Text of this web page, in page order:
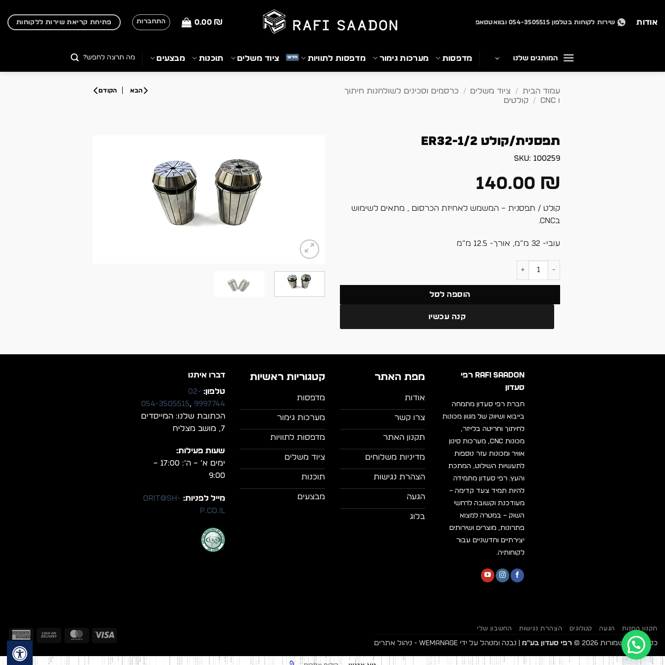
אודות שירות לקוחות בטלפון 054-3505515 ובוואטסאפ 0.00 ₪ התחברות פתיחת קריאת שירות ללקוחות
המותגים שלנו מדפסות מערכות גימור מדפסות לתוויות ציוד משלים תוכנות מבצעים
עמוד הבית / ציוד משלים /
כרסמים וסכינים לשולחנות חיתוך
ו CNC
/ קולטים
תפסנית/קולט ER32-1/2
SKU: 100259
140.00 ₪
קולט / תפסנית – המשמש לאחיזת הכרסום , מתאים לשימוש
בCNC.
עובי- 32 מ”מ, אורך- 12.5 מ”מ
כמות של תפסנית/קולט ER32-1/2
הוספה לסל
קנה עכשיו
RAFI SAADON רפי
סעדון
חברת רפי סעדון מתמחה
בייבוא ושיווק של מגוון מכונות
לחיתוך וחריטה בלייזר,
מכונות CNC, מערכות סינון
אוויר ומכונות עזר נוספות
לתעשיות השילוט, המתכת
והעץ. רפי סעדון מתמידה
להיות תמיד צעד קדימה –
מעודכנת וקשובה לרחשי
השוק – במטרה למצוא
פתרונות, מוצרים ושירותים
יצירתיים וחדשניים עבור
לקוחותיה.
מפת האתר
אודות
צרו קשר
תקנון האתר
מדיניות משלוחים
הצהרת נגישות
הגעה
בלוג
קטגוריות ראשיות
מדפסות
מערכות גימור
מדפסות לתוויות
ציוד משלים
תוכנות
מבצעים
דברו איתנו
טלפון: 02-
9997744
,
054-3505515
הכתובת שלנו: המייסדים
7, מושב מצליח
שעות פעילות:
ימים א’ – ה’: 17:00 –
9:00
מייל לפניות: orit@sh-
p.co.il
Visa
MasterCard
Cash
Delivery
תקנון החנות הגעה קטלוגים הצהרת נגישות החשבון שלי
כל הזכויות שמורות 2026 © רפי סעדון בע"מ | נבנה ומנוהל על ידי WEmanage - ניהול אתרים